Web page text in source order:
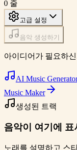
0 줄
고급 설정
음악 생성하기
아이디어가 필요하
AI Music
Music Maker
생성된 트랙
음악이 여기에 표
노래를 설명하고 스